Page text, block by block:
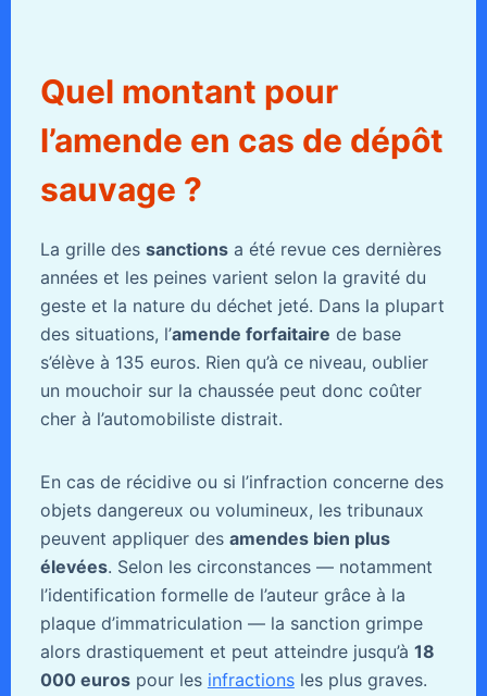
Quel montant pour
l’amende en cas de dépôt
sauvage ?
La grille des sanctionsa été revue ces dernières
années et les peines varient selon la gravité du
geste et la nature du déchet jeté. Dans la plupart
des situations, l’amende forfaitaire de base
s’élève à 135 euros. Rien qu’à ce niveau, oublier
un mouchoir sur la chaussée peut donc coûter
cher à l’automobiliste distrait.
En cas de récidive ou si l’infraction concerne des
objets dangereux ou volumineux, les tribunaux
peuvent appliquer des amendes bien plus
élevées. Selon les circonstances — notamment
l’identification formelle de l’auteur grâce à la
plaque d’immatriculation — la sanction grimpe
alors drastiquement et peut atteindre jusqu’à 18
000 eurospour les infractionsles plus graves.